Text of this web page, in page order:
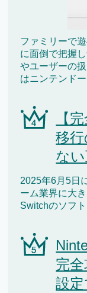
ファミリーで
に面倒で把握
やユーザーの
はニンテンド
【
移
な
2025年6月5日
ーム業界に大
Switchのソフ
完
設